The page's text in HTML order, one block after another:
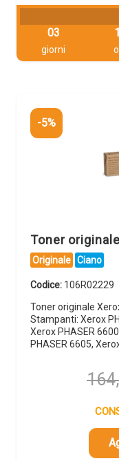
03
giorni
-5%
Toner
Originale Ciano
Codice: 106R02229
Toner originale
Stampanti: Xerox
Xerox PHASER
PHASER 6605,